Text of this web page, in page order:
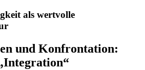
und Konfrontation: